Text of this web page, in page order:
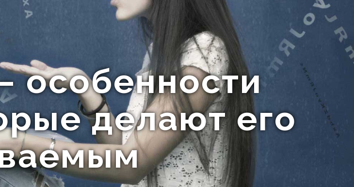
особенности
делают его